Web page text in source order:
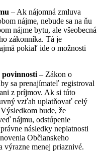
– Ak nájomná zmluva
nájme, nebude sa na ňu
nájme bytu, ale všeobecná
zákonníka. Tá je
pokiaľ ide o možnosti
povinnosti– Zákon o
sa prenajímateľ registroval
z príjmov. Ak si túto
vzťah uplatňovať celý
bude, že
nájmu, odstúpenie
následky neplatnosti
Občianskeho
výrazne menej priaznivé.